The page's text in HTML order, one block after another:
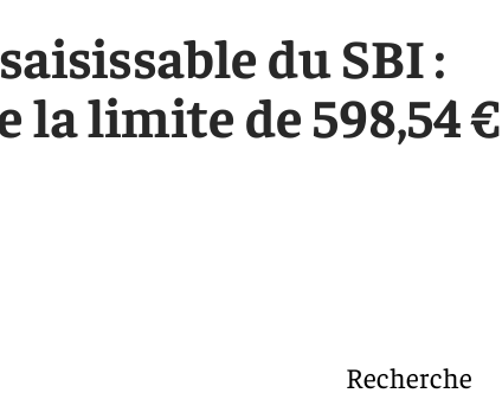
du SBI :
la limite de 598,54 €
Recherche